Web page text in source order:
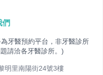
們
牙醫預約平台，非牙醫診所
請洽各牙醫診所。)
明里南陽街24號3樓